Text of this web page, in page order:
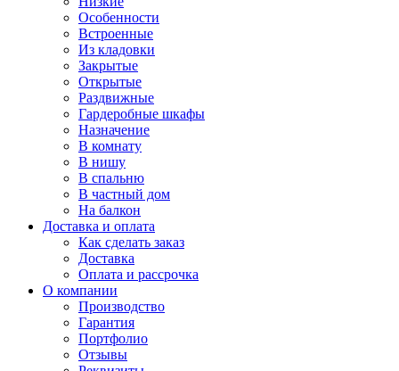
Особенности
Встроенные
Из кладовки
Закрытые
Открытые
Раздвижные
Гардеробные шкафы
Назначение
В комнату
В нишу
В спальню
В частный дом
На балкон
Доставка и оплата
Как сделать заказ
Доставка
Оплата и рассрочка
О компании
Производство
Гарантия
Портфолио
Отзывы